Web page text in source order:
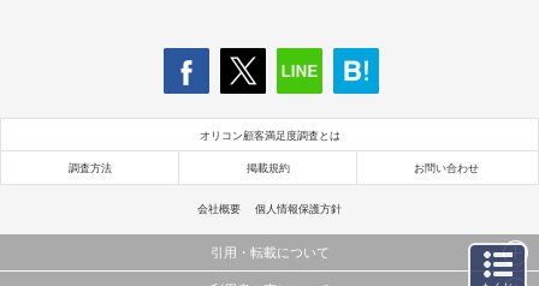
オリコン顧客満足度調査とは
調査方法 掲載規約 お問い合わせ
会社概要 個人情報保護方針
引用・転載について